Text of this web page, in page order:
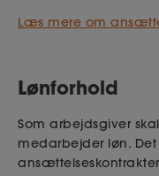
Læs mere om
Lønforhold
Som arbejdsgiver
medarbejder løn.